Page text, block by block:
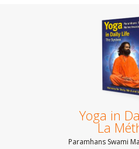
Yoga in
La
Paramhans Swami